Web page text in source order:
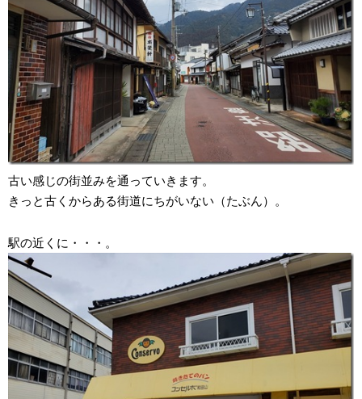
古い感じの街並みを通っていきます。
きっと古くからある街道にちがいない（たぶん）。
駅の近くに・・・。